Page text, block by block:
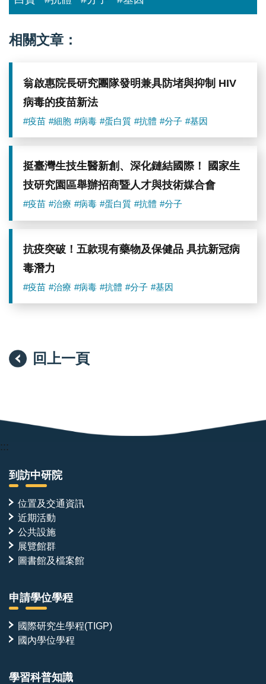
白
有
阻
斷
1
相關文章：
翁啟惠院長研究團隊發明兼具防堵與抑制 HIV
病毒的疫苗新法
#疫苗 #細胞 #病毒 #蛋白質 #抗體 #分子 #基因
挺臺灣生技生醫新創、深化鏈結國際！ 國家生
技研究園區舉辦招商暨人才與技術媒合會
#疫苗 #治療 #病毒 #蛋白質 #抗體 #分子
抗疫突破！五款現有藥物及保健品 具抗新冠病
毒潛力
#疫苗 #治療 #病毒 #抗體 #分子 #基因
回上一頁
:::
到訪中研院
位置及交通資訊
近期活動
公共設施
展覽館群
圖書館及檔案館
申請學位學程
國際研究生學程(TIGP)
國內學位學程
學習科普知識